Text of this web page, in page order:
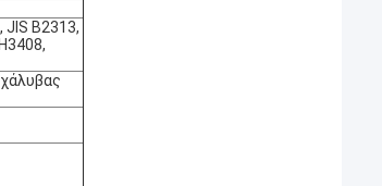
JIS B2313,